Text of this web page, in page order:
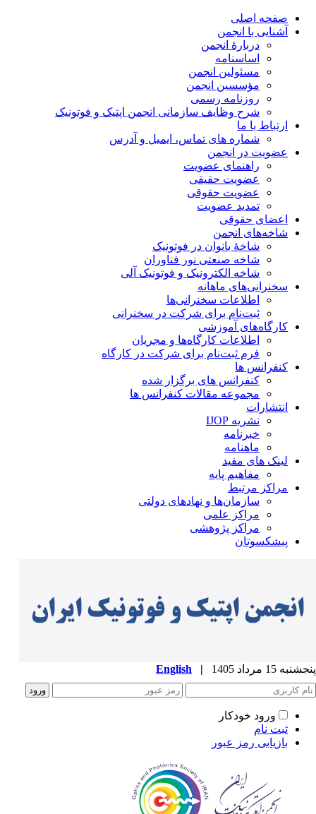
صفحه اصلی
آشنایی با انجمن
دربارۀ انجمن
اساسنامه
مسئولین انجمن
مؤسسین انجمن
روزنامه رسمی
شرح وظایف سازمانی انجمن اپتیک و فوتونیک
ارتباط با ما
شماره های تماس، ایمیل و آدرس
عضویت در انجمن
راهنمای عضویت
عضویت حقیقی
عضویت حقوقی
تمدید عضویت
اعضای حقوقی
شاخه‌های انجمن
شاخۀ بانوان در فوتونیک
شاخه صنعتی نور فناوران
شاخه‌ الکترونیک و فوتونیک آلی
سخنرانی‌های ماهانه
اطلاعات سخنرانی‌‌ها
ثبت‌نام برای شرکت در سخنرانی
کارگاه‌های آموزشی
اطلاعات کارگاه‌ها و مجریان
فرم ثبت‌نام برای شرکت در کارگاه
کنفرانس ها
کنفرانس های برگزار شده
مجموعه مقالات کنفرانس ها
انتشارات
نشریه IJOP
خبرنامه
ماهنامه
لینک های مفید
مفاهیم پایه
مراکز مرتبط
سازمان‌ها و نهادهای دولتی
مراکز علمی
مراکز پژوهشی
پیشکسوتان
15 مرداد 1405 |
English
ورود خودکار
ثبت نام
بازیابی رمز عبور